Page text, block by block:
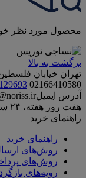
محصول مورد نظر
برگشت به بالا
تهران خیابان فلسطین
02166410580
آدرس ایمیل
هفت روز هفته، ۲۴ ساعت شبانه‌روز درخواست خود را ثبت نمایید.
راهنمای خرید
راهنمای خرید
روش‌های
روش‌های
رویه‌های